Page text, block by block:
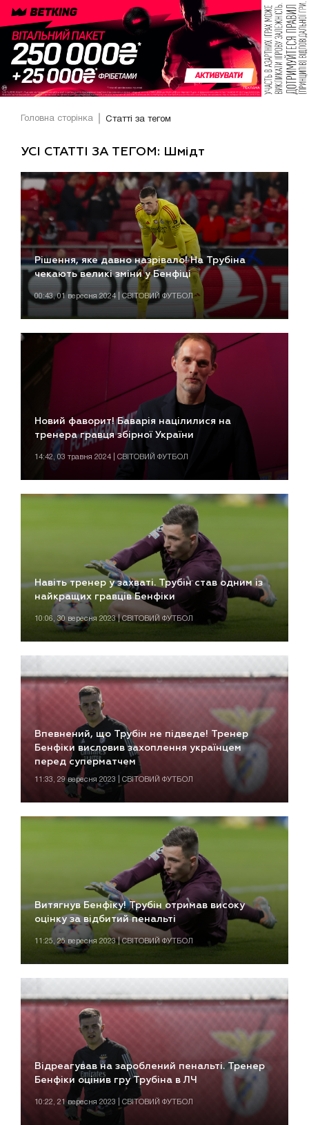
Головна сторінка Статті за тегом
УСІ СТАТТІ ЗА ТЕГОМ: Шмідт
Рішення, яке давно назрівало! На Трубіна
чекають великі зміни у Бенфіці
00:43, 01 вересня 2024 | СВІТОВИЙ ФУТБОЛ
Новий фаворит! Баварія націлилися на
тренера гравця збірної України
14:42, 03 травня 2024 | СВІТОВИЙ ФУТБОЛ
Навіть тренер у захваті. Трубін став одним із
найкращих гравців Бенфіки
10:06, 30 вересня 2023 | СВІТОВИЙ ФУТБОЛ
Впевнений, що Трубін не підведе! Тренер
Бенфіки висловив захоплення українцем
перед суперматчем
11:33, 29 вересня 2023 | СВІТОВИЙ ФУТБОЛ
Витягнув Бенфіку! Трубін отримав високу
оцінку за відбитий пенальті
11:25, 25 вересня 2023 | СВІТОВИЙ ФУТБОЛ
Відреагував на зароблений пенальті. Тренер
Бенфіки оцінив гру Трубіна в ЛЧ
10:22, 21 вересня 2023 | СВІТОВИЙ ФУТБОЛ